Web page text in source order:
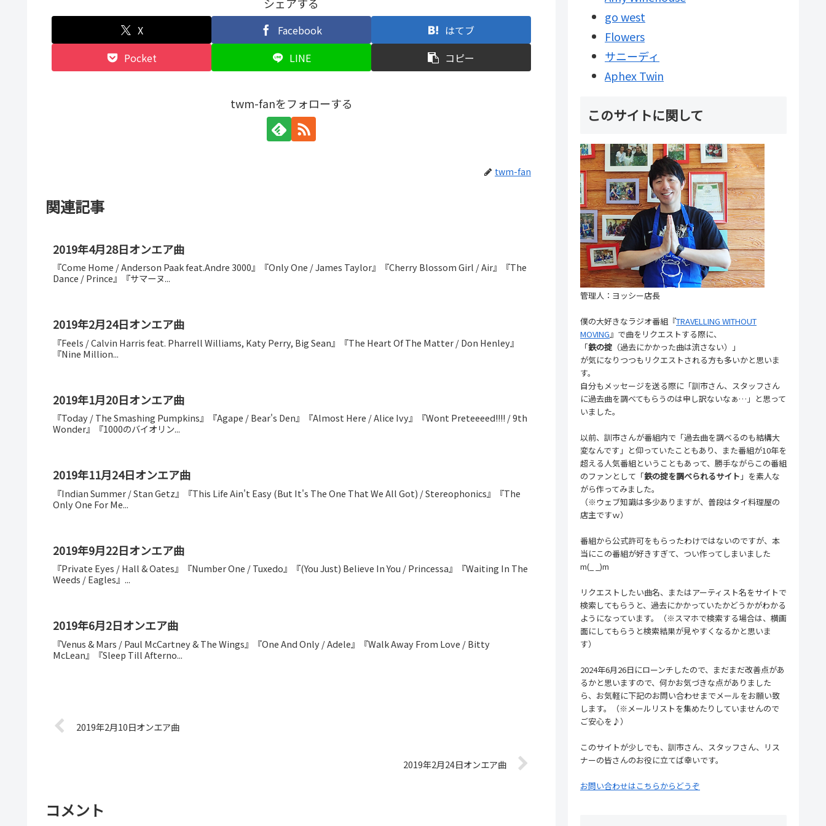
X Facebook
はてブ
Pocket
LINE コピー
twm-fanをフォローする
twm-fan
関連記事
2019年4月28日オンエア曲
『Come Home / Anderson Paak feat.Andre 3000』『Only One / James Taylor』『Cherry Blossom Girl / Air』『The
Dance / Prince』『サマーヌ...
2019年2月24日オンエア曲
『Feels / Calvin Harris feat. Pharrell Williams, Katy Perry, Big Sean』『The Heart Of The Matter / Don Henley』
『Nine Million...
2019年1月20日オンエア曲
『Today / The Smashing Pumpkins』『Agape / Bear's Den』『Almost Here / Alice Ivy』『Wont Preteeeed!!!! / 9th
Wonder』『1000のバイオリン...
2019年11月24日オンエア曲
『Indian Summer / Stan Getz』『This Life Ain't Easy (But It's The One That We All Got) / Stereophonics』『The
Only One For Me...
2019年9月22日オンエア曲
『Private Eyes / Hall & Oates』『Number One / Tuxedo』『(You Just) Believe In You / Princessa』『Waiting In The
Weeds / Eagles』...
2019年6月2日オンエア曲
『Venus & Mars / Paul McCartney & The Wings』『One And Only / Adele』『Walk Away From Love / Bitty
McLean』『Sleep Till Afterno...
2019年2月10日オンエア曲
2019年2月24日オンエア曲
コメント
go west
Flowers
サニーディ
Aphex Twin
このサイトに関して
管理人：ヨッシー店長
僕の大好きなラジオ番組『TRAVELLING WITHOUT
MOVING』で曲をリクエストする際に、
「鉄の掟 （過去にかかった曲は流さない）」
が気になりつつもリクエストされる方も多いかと思いま
す。
自分もメッセージを送る際に「訓市さん、スタッフさん
に過去曲を調べてもらうのは申し訳ないなぁ…」と思って
いました。
以前、訓市さんが番組内で「過去曲を調べるのも結構大
変なんです」と仰っていたこともあり、また番組が10年を
超える人気番組ということもあって、勝手ながらこの番組
のファンとして「鉄の掟を調べられるサイト 」を素人な
がら作ってみました。
（※ウェブ知識は多少ありますが、普段はタイ料理屋の
店主ですｗ）
番組から公式許可をもらったわけではないのですが、本
当にこの番組が好きすぎて、つい作ってしまいました
m(_ _)m
リクエストしたい曲名、またはアーティスト名をサイトで
検索してもらうと、過去にかかっていたかどうかがわかる
ようになっています。（※スマホで検索する場合は、横画
面にしてもらうと検索結果が見やすくなるかと思いま
す）
2024年6月26日にローンチしたので、まだまだ改善点があ
るかと思いますので、何かお気づきな点がありました
ら、お気軽に下記のお問い合わせまでメールをお願い致
します。（※メールリストを集めたりしていませんので
ご安心を♪）
このサイトが少しでも、訓市さん、スタッフさん、リス
ナーの皆さんのお役に立てば幸いです。
お問い合わせはこちらからどうぞ